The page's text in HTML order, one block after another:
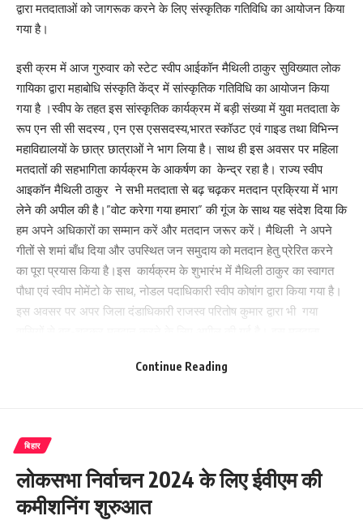
द्वारा मतदाताओं को जागरूक करने के लिए संस्कृतिक गतिविधि का आयोजन किया
गया है।
इसी क्रम में आज गुरुवार को स्टेट स्वीप आईकॉन मैथिली ठाकुर सुविख्यात लोक
गायिका द्वारा महाबोधि संस्कृति केंद्र में सांस्कृतिक गतिविधि का आयोजन किया
गया है ।स्वीप के तहत इस सांस्कृतिक कार्यक्रम में बड़ी संख्या में युवा मतदाता के
रूप एन सी सी सदस्य , एन एस एससदस्य,भारत स्कॉउट एवं गाइड तथा विभिन्न
महाविद्यालयों के छात्र छात्राओं ने भाग लिया है। साथ ही इस अवसर पर महिला
मतदातों की सहभागिता कार्यक्रम के आकर्षण का केन्द्र रहा है। राज्य स्वीप
आइकॉन मैथिली ठाकुर ने सभी मतदाता से बढ़ चढ़कर मतदान प्रक्रिया में भाग
लेने की अपील की है।”वोट करेगा गया हमारा” की गूंज के साथ यह संदेश दिया कि
हम अपने अधिकारों का सम्मान करें और मतदान जरूर करें। मैथिली ने अपने
गीतों से शमां बाँध दिया और उपस्थित जन समुदाय को मतदान हेतु प्रेरित करने
का पूरा प्रयास किया है।इस कार्यक्रम के शुभारंभ में मैथिली ठाकुर का स्वागत
पौधा एवं स्वीप मोमेंटो के साथ, नोडल पदाधिकारी स्वीप कोषांग द्वारा किया गया है।
इस अवसर पर अपर जिला दंडाधिकारी राजस्व परितोष कुमार द्वारा भी गया
छात्राएं, आंगनवाड़ी सेविका, जीविका दीदी, आशा कर्मी, सहित भारी संख्या में आम
Continue Reading
बिहार
लोकसभा निर्वाचन 2024 के लिए ईवीएम की
कमीशनिंग शुरुआत